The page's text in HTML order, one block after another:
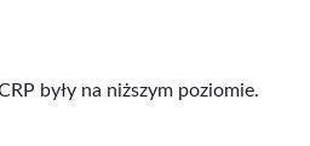
były na niższym poziomie.